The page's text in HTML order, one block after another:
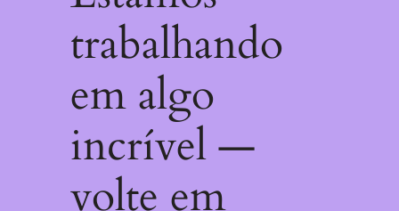
trabalhando
em algo
incrível —
volte em